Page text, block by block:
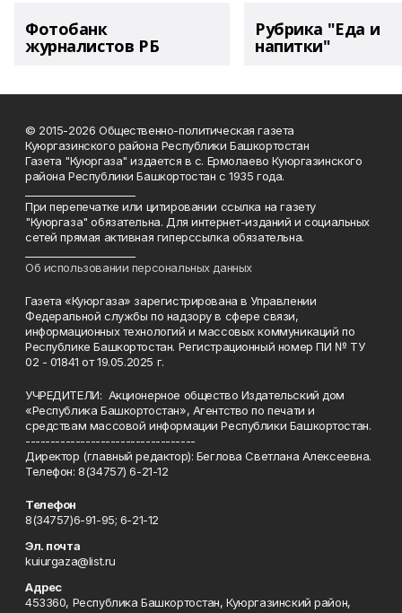
Фотобанк
журналистов РБ
Рубрика "Еда и
напитки"
© 2015-2026 Общественно-политическая газета
Куюргазинского района Республики Башкортостан
Газета "Куюргаза" издается в с. Ермолаево Куюргазинского
района Республики Башкортостан с 1935 года.
При перепечатке или цитировании ссылка на газету
"Куюргаза" обязательна. Для интернет-изданий и социальных
сетей прямая активная гиперссылка обязательна.
Об использовании персональных данных
Газета «Куюргаза» зарегистрирована в Управлении
Федеральной службы по надзору в сфере связи,
информационных технологий и массовых коммуникаций по
Республике Башкортостан. Регистрационный номер ПИ № ТУ
02 - 01841 от 19.05.2025 г.
УЧРЕДИТЕЛИ: Акционерное общество Издательский дом
«Республика Башкортостан», Агентство по печати и
средствам массовой информации Республики Башкортостан.
----------------------------------
Директор (главный редактор): Беглова Светлана Алексеевна.
Телефон: 8(34757) 6-21-12
Телефон
8(34757)6-91-95; 6-21-12
Эл. почта
kuiurgaza@list.ru
Адрес
453360, Республика Башкортостан, Куюргазинский район,